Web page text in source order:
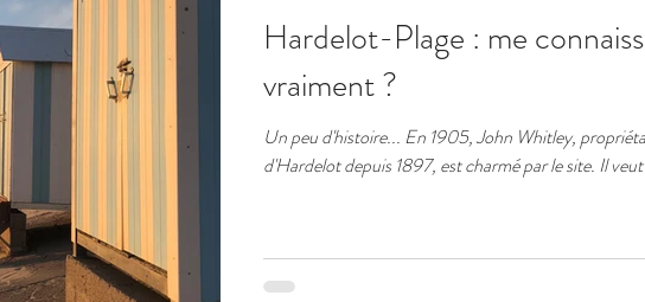
Hardelot-Plage : me
vraiment ?
Un peu d'histoire... En 1905, John Whitley,
d'Hardelot depuis 1897, est charmé par le site. Il